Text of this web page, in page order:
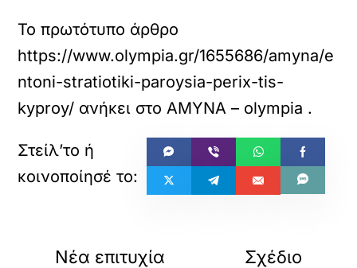
Το πρωτότυπο άρθρο
https://www.olympia.gr/1655686/amyna/e
ntoni-stratiotiki-paroysia-perix-tis-
kyproy/ ανήκει στο ΑΜΥΝΑ – olympia .
Νέα επιτυχία
Σχέδιο